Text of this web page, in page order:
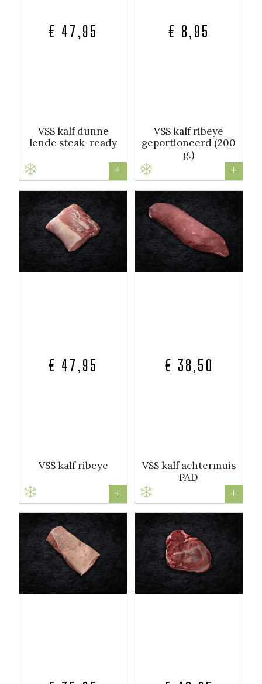
€ 47,95
VSS kalf dunne
lende steak-ready
+
€ 8,95
VSS kalf ribeye
geportioneerd (200
g.)
+
€ 47,95
VSS kalf ribeye
+
€ 38,50
VSS kalf achtermuis
PAD
+